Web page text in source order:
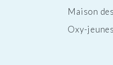
Maison
Oxy-